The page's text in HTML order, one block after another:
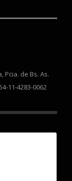
Pcia. de Bs. As.
11-4283-0062